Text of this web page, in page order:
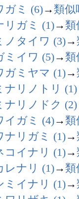
ガミ (6)→ 類似
リガミ (1)→ 類
ノタイワ (3)→
ミイワ (5)→ 類
ガミヤマ (1)→
ナリノトリ (1)
ナリノドク (2)
イガミ (4)→ 類
ナリガミ (1)→
コイナリ (1)→
レナリ (1)→ 類
ミイナリ (1)→